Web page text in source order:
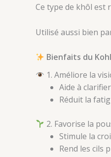
Ce type de khôl est
Utilisé aussi bien
Bienfaits du
1. Améliore la
Aide à
Réduit la
2. Favorise la
Stimule la
Rend les cils